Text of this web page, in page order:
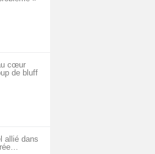
cœur
de bluff
allié dans